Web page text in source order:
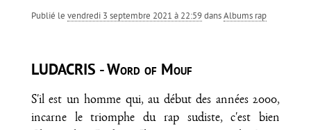
Publié le vendredi 3 septembre 2021 à 22:59dansAlbums rap
LUDACRIS - Word of Mouf
S'il est un homme qui, au début des années 2000,
incarne le triomphe du rap sudiste, c'est bien